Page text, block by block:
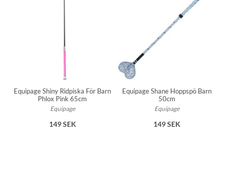
Equipage Shiny Ridpiska För Barn
Phlox Pink 65cm
Equipage
149 SEK
Equipage Shane Hoppspö Barn
50cm
Equipage
149 SEK